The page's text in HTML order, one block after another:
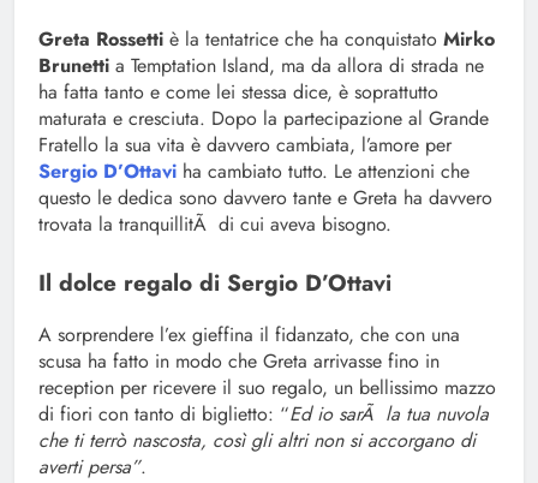
Greta Rossetti è la tentatrice che ha conquistato Mirko
Brunetti a Temptation Island, ma da allora di strada ne
ha fatta tanto e come lei stessa dice, è soprattutto
maturata e cresciuta. Dopo la partecipazione al Grande
Fratello la sua vita è davvero cambiata, l’amore per
Sergio D’Ottavi ha cambiato tutto. Le attenzioni che
questo le dedica sono davvero tante e Greta ha davvero
trovata la tranquillitÃ di cui aveva bisogno.
Il dolce regalo di Sergio D’Ottavi
A sorprendere l’ex gieffina il fidanzato, che con una
scusa ha fatto in modo che Greta arrivasse fino in
reception per ricevere il suo regalo, un bellissimo mazzo
di fiori con tanto di biglietto: “Ed io sarÃ la tua nuvola
che ti terrò nascosta, così gli altri non si accorgano di
averti persa”.